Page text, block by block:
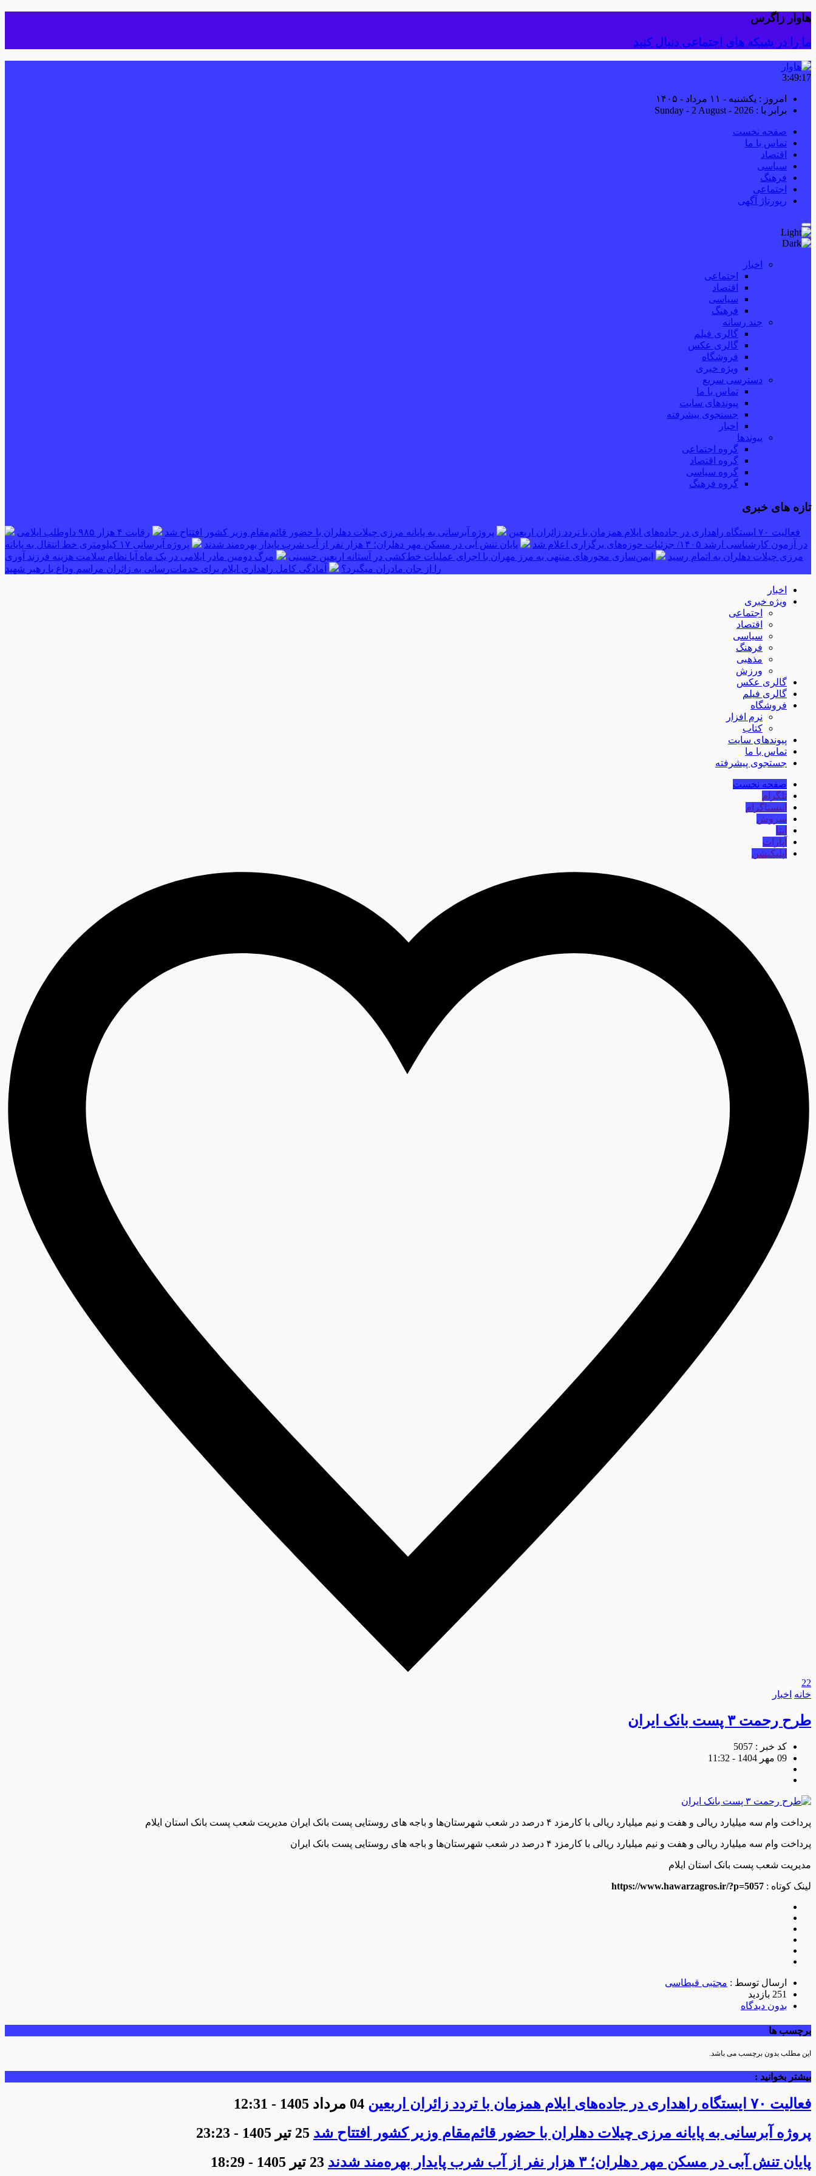
هاوار زاگرس
ما را در شبکه های اجتماعی دنبال کنید
3:49:18
امروز : یکشنبه - ۱۱ مرداد - ۱۴۰۵
برابر با : Sunday - 2 August - 2026
صفحه نخست
تماس با ما
اقتصاد
سیاسی
فرهنگ
اجتماعی
رپورتاژ آگهی
اخبار
اجتماعی
اقتصاد
سیاسی
فرهنگ
چند رسانه
گالری فیلم
گالری عکس
فروشگاه
ویژه خبری
دسترسی سریع
تماس با ما
پیوندهای سایت
جستجوی پیشرفته
اخبار
پیوندها
گروه اجتماعی
گروه اقتصاد
گروه سیاسی
گروه فرهنگ
تازه های خبری
فعالیت ۷۰ ایستگاه راهداری در جاده‌های ایلام همزمان با تردد زائران اربعین پروژه آبرسانی به پایانه مرزی چیلات دهلران با حضور قائم‌مقام وزیر کشور افتتاح شد
رقابت ۴ هزار ۹۸۵ داوطلب ایلامی
در آزمون کارشناسی ارشد ۱۴۰۵/ جزئیات حوزه‌های برگزاری اعلام شد
پایان تنش آبی در مسکن مهر دهلران؛ ۳ هزار نفر از آب شرب پایدار بهره‌مند شدند
پروژه آبرسانی ۱۷ کیلومتری خط انتقال به پایانه
مرزی چیلات دهلران به اتمام رسید
ایمن‌سازی محورهای منتهی به مرز مهران با اجرای عملیات خط‌کشی در آستانه اربعین حسینی
مرگ دومین مادر ایلامی در یک ماه آیا نظام سلامت هزینه فرزند آوری
را از جان مادران میگیرد؟
آمادگی کامل راهداری ایلام برای خدمات‌رسانی به زائران مراسم وداع با رهبر شهید
اخبار
ویژه خبری
اجتماعی
اقتصاد
سیاسی
فرهنگ
مذهبی
ورزش
گالری عکس
گالری فیلم
فروشگاه
نرم افزار
کتاب
پیوندهای سایت
تماس با ما
جستجوی پیشرفته
صفحه نخست
تلگرام
اینستاگرام
سروش
ایتا
آپارات
اپلیکیشن
22
خانه اخبار
طرح رحمت ۳ پست بانک ایران
کد خبر : 5057
09 مهر 1404 - 11:32
پرداخت وام سه میلیارد ریالی و هفت و نیم میلیارد ریالی با کارمزد ۴ درصد در شعب شهرستان‌ها و باجه های روستایی پست بانک ایران مدیریت شعب پست بانک استان ایلام
پرداخت وام سه میلیارد ریالی و هفت و نیم میلیارد ریالی با کارمزد ۴ درصد در شعب شهرستان‌ها و باجه های روستایی پست بانک ایران
مدیریت شعب پست بانک استان ایلام
لینک کوتاه : https://www.hawarzagros.ir/?p=5057
ارسال توسط : مجتبی قیطاسی
251 بازدید
بدون دیدگاه
برچسب ها
این مطلب بدون برچسب می باشد.
بیشتر بخوانید :
فعالیت ۷۰ ایستگاه راهداری در جاده‌های ایلام همزمان با تردد زائران اربعین
04 مرداد 1405 - 12:31
پروژه آبرسانی به پایانه مرزی چیلات دهلران با حضور قائم‌مقام وزیر کشور افتتاح شد 25 تیر 1405 - 23:23
پایان تنش آبی در مسکن مهر دهلران؛ ۳ هزار نفر از آب شرب پایدار بهره‌مند شدند
23 تیر 1405 - 18:29